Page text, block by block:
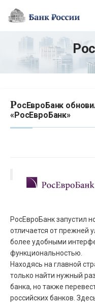
РосЕвроБанк
«РосЕвроБанк»
РосЕвроБанк запустил
отличается от прежней
более удобными
функциональностью.
Находясь на главной
только найти нужный
банка, но также
российских банков.